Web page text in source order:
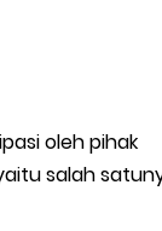
oleh pihak
salah